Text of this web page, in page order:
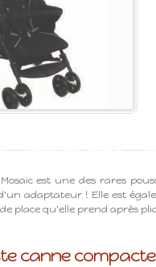
est une des rares
adaptateur ! Elle est
place qu'elle prend après
canne